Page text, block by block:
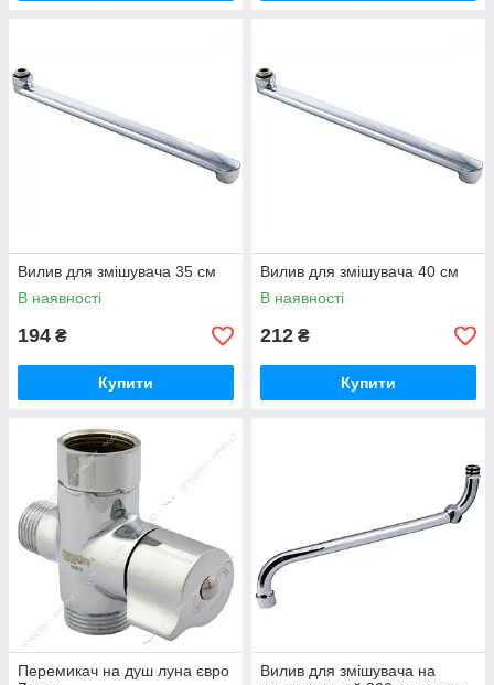
Вилив для змішувача 35 см
В наявності
194 ₴
Купити
Вилив для змішувача 40 см
В наявності
212 ₴
Купити
Перемикач на душ луна євро
Вилив для змішувача на